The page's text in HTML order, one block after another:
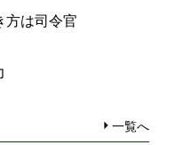
方は司令官
一覧へ